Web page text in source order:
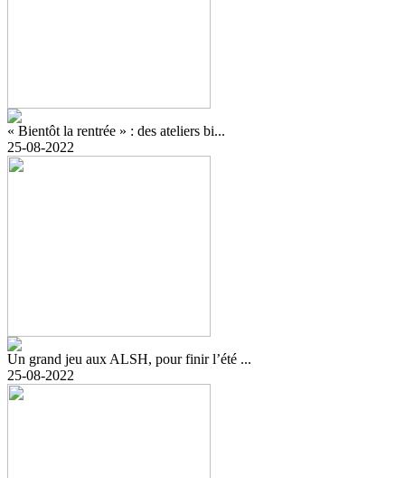
« Bientôt la rentrée » : des ateliers bi...
25-08-2022
Un grand jeu aux ALSH, pour finir l’été ...
25-08-2022